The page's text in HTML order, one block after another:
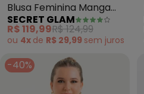
Blusa Feminina Manga
Curta Plus Size (Preto)
SECRET GLAM
R$ 119,99R$ 124,99
ou 4x de R$ 29,99 sem juros
-40%